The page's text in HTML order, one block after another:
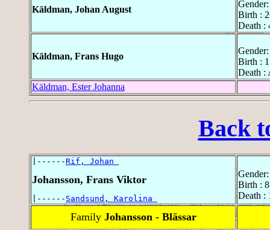
Käldman, Johan August
Birth :
Death :
Käldman, Frans Hugo
Birth :
Death :
Käldman, Ester Johanna
Back
|------Rif, Johan
Johansson, Frans Viktor
|------ Sandsund, Karolina
Birth :
Death :
Family Johansson - Blässar